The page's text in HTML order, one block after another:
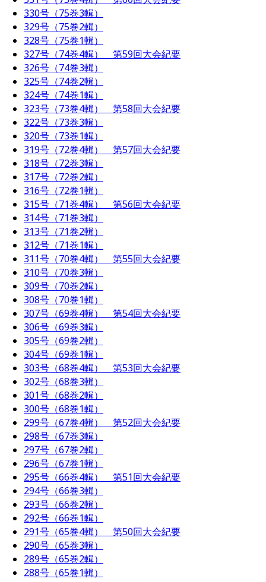
330号（75巻3輯）
329号（75巻2輯）
328号（75巻1輯）
327号（74巻4輯） 第59回大会紀要
326号（74巻3輯）
325号（74巻2輯）
324号（74巻1輯）
323号（73巻4輯） 第58回大会紀要
322号（73巻3輯）
320号（73巻1輯）
319号（72巻4輯） 第57回大会紀要
318号（72巻3輯）
317号（72巻2輯）
316号（72巻1輯）
315号（71巻4輯） 第56回大会紀要
314号（71巻3輯）
313号（71巻2輯）
312号（71巻1輯）
311号（70巻4輯） 第55回大会紀要
310号（70巻3輯）
309号（70巻2輯）
308号（70巻1輯）
307号（69巻4輯） 第54回大会紀要
306号（69巻3輯）
305号（69巻2輯）
304号（69巻1輯）
303号（68巻4輯） 第53回大会紀要
302号（68巻3輯）
301号（68巻2輯）
300号（68巻1輯）
299号（67巻4輯） 第52回大会紀要
298号（67巻3輯）
297号（67巻2輯）
296号（67巻1輯）
295号（66巻4輯） 第51回大会紀要
294号（66巻3輯）
293号（66巻2輯）
292号（66巻1輯）
291号（65巻4輯） 第50回大会紀要
290号（65巻3輯）
289号（65巻2輯）
288号（65巻1輯）